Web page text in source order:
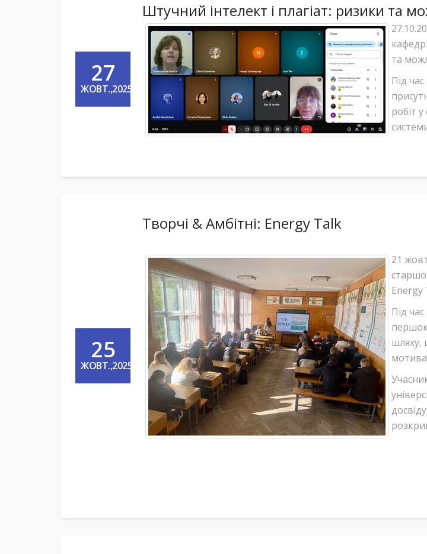
27
ЖОВТ.,2025
Штучний інтелект і плагіат: ризики та
та
Під
робіт
25
ЖОВТ.,2025
Творчі & Амбітні: Energy Talk
21
Energy
Під
шляху,